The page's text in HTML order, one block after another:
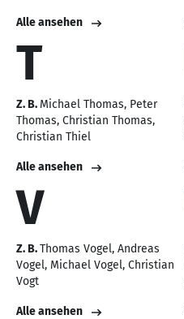
Alle ansehen
T
Z. B. Michael Thomas Peter
Thomas Christian Thomas
Christian Thiel
Alle ansehen
V
Z. B.Thomas Vogel Andreas
Vogel Michael Vogel Christian
Vogt
Alle ansehen